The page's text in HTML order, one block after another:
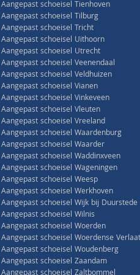
Aangepast schoeisel Tienhoven
Aangepast schoeisel Tilburg
Aangepast schoeisel Tricht
Aangepast schoeisel Uithoorn
Aangepast schoeisel Utrecht
Aangepast schoeisel Veenendaal
Aangepast schoeisel Veldhuizen
Aangepast schoeisel Vianen
Aangepast schoeisel Vinkeveen
Aangepast schoeisel Vleuten
Aangepast schoeisel Vreeland
Aangepast schoeisel Waardenburg
Aangepast schoeisel Waarder
Aangepast schoeisel Waddinxveen
Aangepast schoeisel Wageningen
Aangepast schoeisel Weesp
Aangepast schoeisel Werkhoven
Aangepast schoeisel Wijk bij Duurstede
Aangepast schoeisel Wilnis
Aangepast schoeisel Woerden
Aangepast schoeisel Woerdense Verlaat
Aangepast schoeisel Woudenberg
Aangepast schoeisel Zaandam